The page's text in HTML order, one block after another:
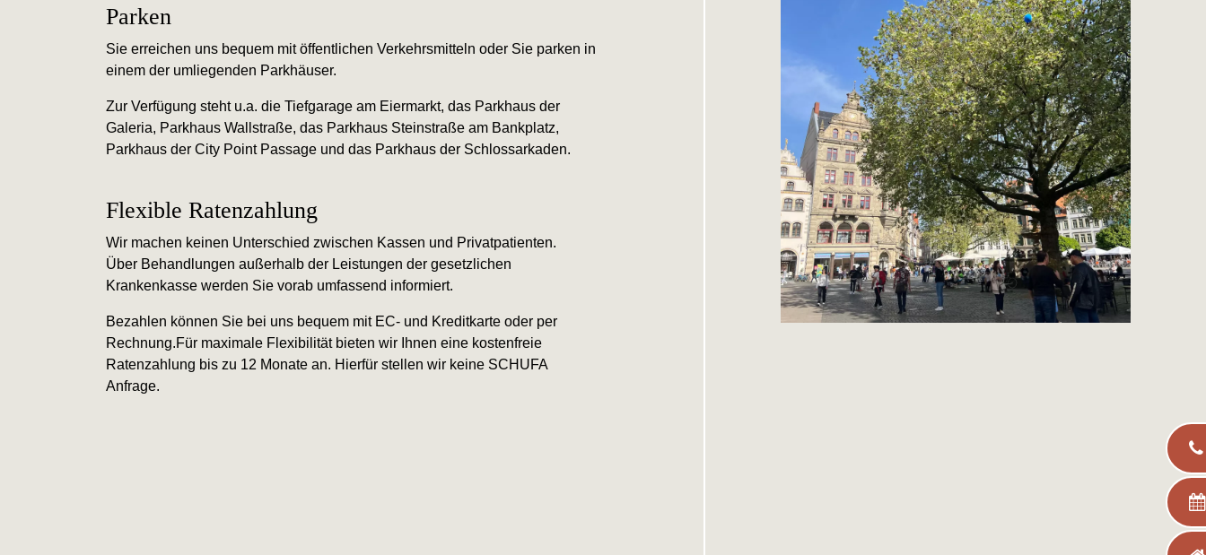
Parken
Sie erreichen uns bequem mit öffentlichen Verkehrsmitteln oder Sie parken in
einem der umliegenden Parkhäuser.
Zur Verfügung steht u.a. die Tiefgarage am Eiermarkt, das Parkhaus der
Galeria, Parkhaus Wallstraße, das Parkhaus Steinstraße am Bankplatz,
Parkhaus der City Point Passage und das Parkhaus der Schlossarkaden.
Flexible Ratenzahlung
Wir machen keinen Unterschied zwischen Kassen und Privatpatienten.
Über Behandlungen außerhalb der Leistungen der gesetzlichen
Krankenkasse werden Sie vorab umfassend informiert.
Bezahlen können Sie bei uns bequem mit EC- und Kreditkarte oder per
Rechnung.Für maximale Flexibilität bieten wir Ihnen eine kostenfreie
Ratenzahlung bis zu 12 Monate an. Hierfür stellen wir keine SCHUFA
Anfrage.